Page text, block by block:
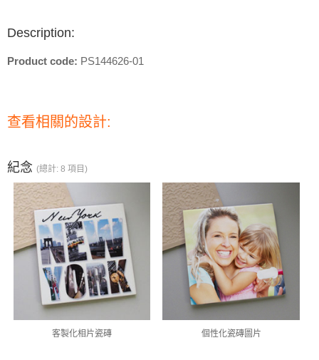
Description:
Product code: PS144626-01
查看相關的設計:
紀念 (總計: 8 項目)
客製化相片瓷磚 個性化瓷磚圖片